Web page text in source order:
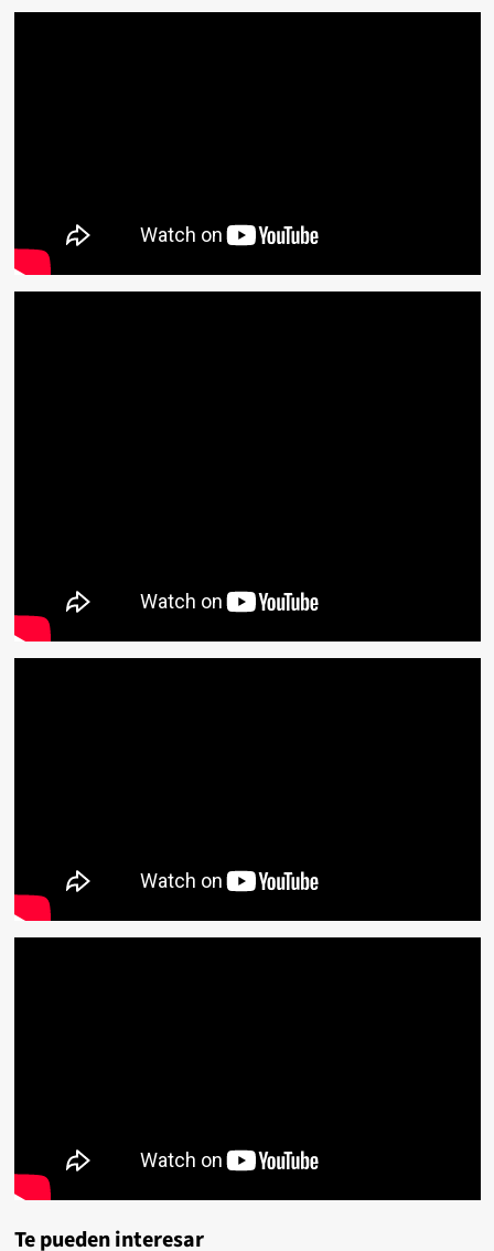
Te pueden interesar